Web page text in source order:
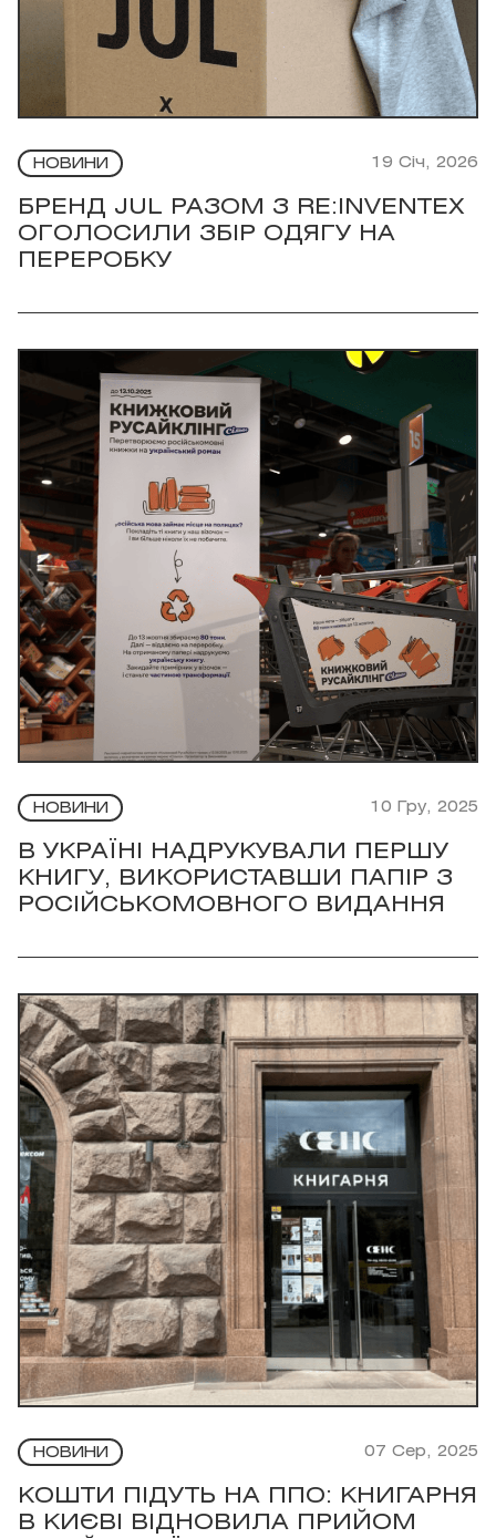
НОВИНИ 19 Січ, 2026
БРЕНД JUL РАЗОМ З RE:INVENTEX
ОГОЛОСИЛИ ЗБІР ОДЯГУ НА
ПЕРЕРОБКУ
НОВИНИ 10 Гру, 2025
В УКРАЇНІ НАДРУКУВАЛИ ПЕРШУ
КНИГУ, ВИКОРИСТАВШИ ПАПІР З
РОСІЙСЬКОМОВНОГО ВИДАННЯ
НОВИНИ 07 Сер, 2025
КОШТИ ПІДУТЬ НА ППО: КНИГАРНЯ
В КИЄВІ ВІДНОВИЛА ПРИЙОМ